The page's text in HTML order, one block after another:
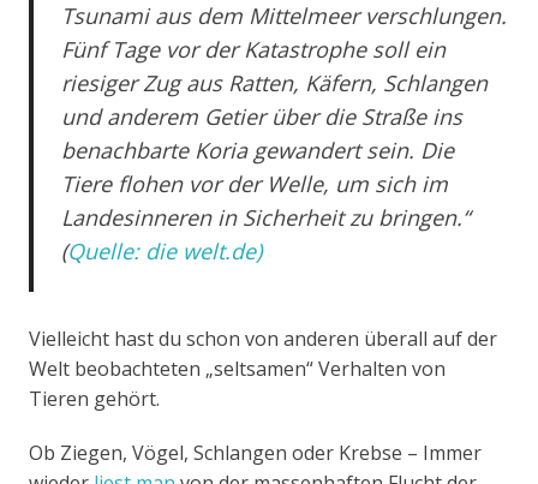
Tsunami aus dem Mittelmeer verschlungen.
Fünf Tage vor der Katastrophe soll ein
riesiger Zug aus Ratten, Käfern, Schlangen
und anderem Getier über die Straße ins
benachbarte Koria gewandert sein. Die
Tiere flohen vor der Welle, um sich im
Landesinneren in Sicherheit zu bringen.“
(Quelle: die welt.de)
Vielleicht hast du schon von anderen überall auf der
Welt beobachteten „seltsamen“ Verhalten von
Tieren gehört.
Ob Ziegen, Vögel, Schlangen oder Krebse – Immer